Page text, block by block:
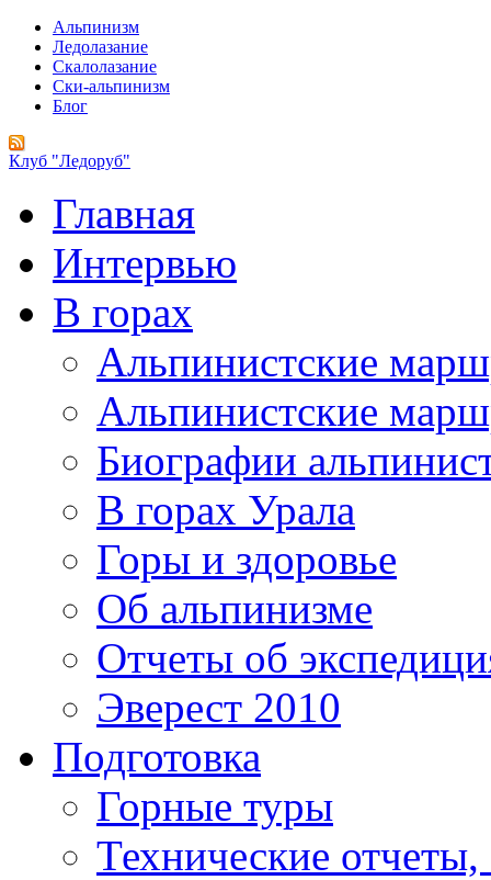
Альпинизм
Ледолазание
Скалолазание
Ски-альпинизм
Блог
Клуб "Ледоруб"
Главная
Интервью
В горах
Альпинистские
Альпинистские
Биографии
В горах Урала
Горы и здоровье
Об альпинизме
Отчеты об
Эверест 2010
Подготовка
Горные туры
Технические